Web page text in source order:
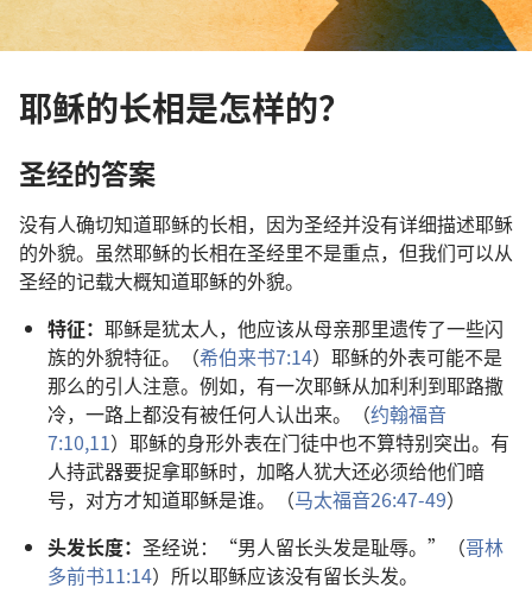
耶稣的长相是怎样的？
圣经的答案
没有人确切知道耶稣的长相，因为圣经并没有详细描述耶稣
的外貌。虽然耶稣的长相在圣经里不是重点，但我们可以从
圣经的记载大概知道耶稣的外貌。
特征： 耶稣是犹太人，他应该从母亲那里遗传了一些闪
族的外貌特征。（希伯来书7:14）耶稣的外表可能不是
那么的引人注意。例如，有一次耶稣从加利利到耶路撒
冷，一路上都没有被任何人认出来。（约翰福音
7:10,11）耶稣的身形外表在门徒中也不算特别突出。有
人持武器要捉拿耶稣时，加略人犹大还必须给他们暗
号，对方才知道耶稣是谁。（马太福音26:47-49）
头发长度： 圣经说：“男人留长头发是耻辱。”（哥林
多前书11:14）所以耶稣应该没有留长头发。